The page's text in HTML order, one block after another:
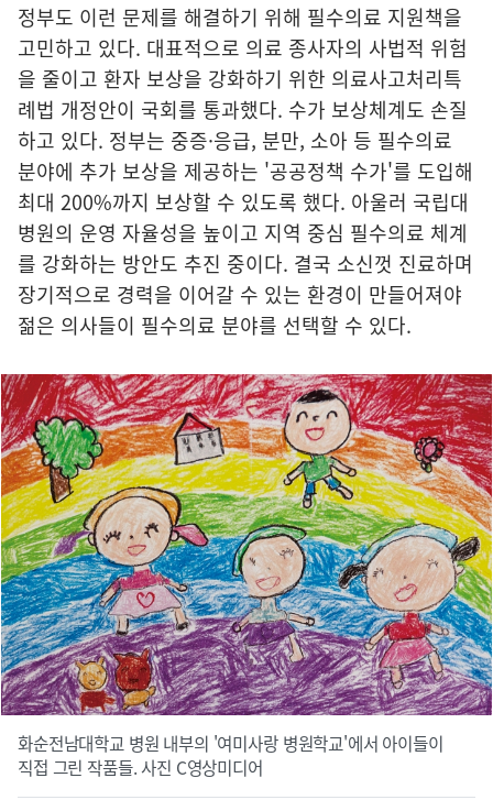
정부도 이런 문제를 해결하기 위해 필수의료 지원책을
고민하고 있다. 대표적으로 의료 종사자의 사법적 위험
을 줄이고 환자 보상을 강화하기 위한 의료사고처리특
례법 개정안이 국회를 통과했다. 수가 보상체계도 손질
하고 있다. 정부는 중증·응급, 분만, 소아 등 필수의료
분야에 추가 보상을 제공하는 '공공정책 수가'를 도입해
최대 200%까지 보상할 수 있도록 했다. 아울러 국립대
병원의 운영 자율성을 높이고 지역 중심 필수의료 체계
를 강화하는 방안도 추진 중이다. 결국 소신껏 진료하며
장기적으로 경력을 이어갈 수 있는 환경이 만들어져야
젊은 의사들이 필수의료 분야를 선택할 수 있다.
화순전남대학교 병원 내부의 '여미사랑 병원학교'에서 아이들이
직접 그린 작품들. 사진 C영상미디어